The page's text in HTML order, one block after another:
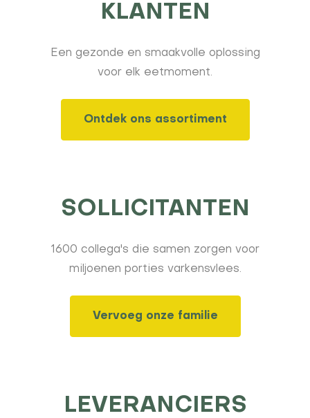
KLANTEN
Een gezonde en smaakvolle oplossing
voor elk eetmoment.
Ontdek ons assortiment
SOLLICITANTEN
1600 collega's die samen zorgen voor
miljoenen porties varkensvlees.
Vervoeg onze familie
LEVERANCIERS